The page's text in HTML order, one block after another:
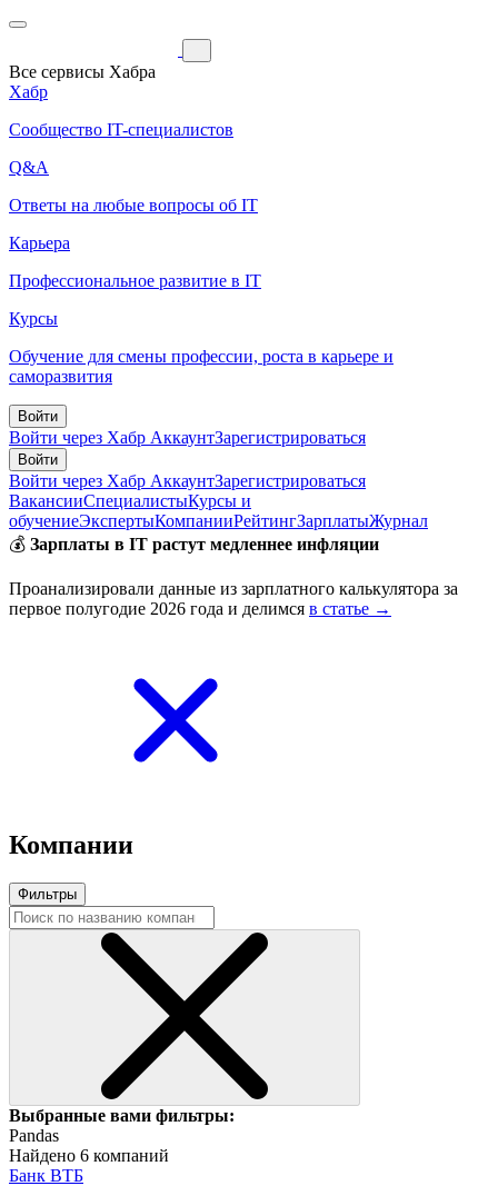
Все сервисы Хабра
Хабр
Сообщество IT-специалистов
Q&A
Ответы на любые вопросы об IT
Карьера
Профессиональное развитие в IT
Курсы
Обучение для смены профессии, роста в карьере и
саморазвития
Войти
Войти через Хабр АккаунтЗарегистрироваться
Войти
Войти через Хабр АккаунтЗарегистрироваться
ВакансииСпециалистыКурсы и
обучениеЭкспертыКомпанииРейтингЗарплатыЖурнал
💰 Зарплаты в IT растут медленнее инфляции
Проанализировали данные из зарплатного калькулятора за
первое полугодие 2026 года и делимся в статье →
Компании
Фильтры
Выбранные вами фильтры:
Pandas
Найдено 6 компаний
Банк ВТБ